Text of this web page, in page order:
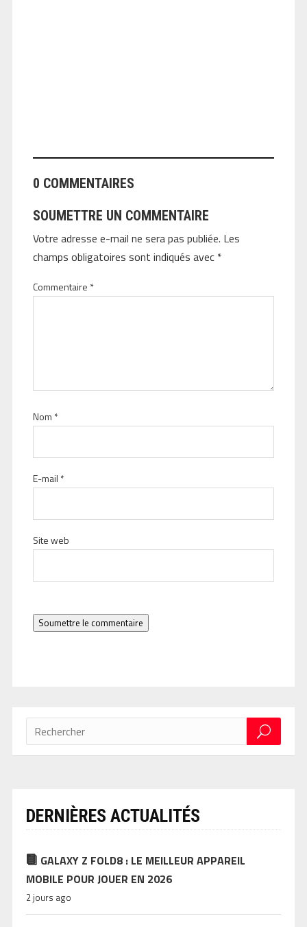
0 COMMENTAIRES
SOUMETTRE UN COMMENTAIRE
Votre adresse e-mail ne sera pas publiée. Les
champs obligatoires sont indiqués avec *
Commentaire *
Nom *
E-mail *
Site web
Soumettre le commentaire
DERNIÈRES ACTUALITÉS
GALAXY Z FOLD8 : LE MEILLEUR APPAREIL
MOBILE POUR JOUER EN 2026
2 jours ago